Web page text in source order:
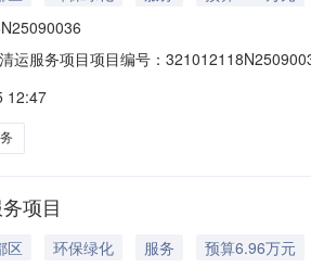
运服务项目项目编号：
需资金来源已落实。现通过公开交易邀请
12:47
项目
区 环保绿化 服务
预算6.96万元